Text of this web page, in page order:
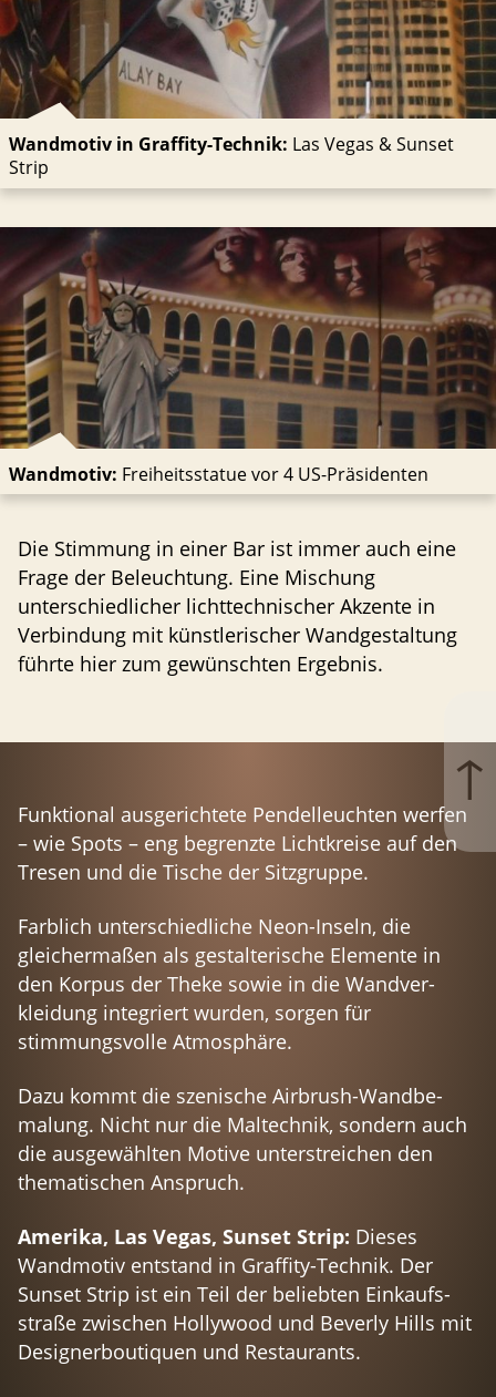
Wandmotiv in Graffity-Technik: Las Vegas & Sunset
Strip
Wandmotiv: Freiheitsstatue vor 4 US-Präsidenten
Die Stimmung in einer Bar ist immer auch eine
Frage der Beleuchtung. Eine Mischung
unterschied­licher lichttech­nischer Akzente in
Verbindung mit künstle­rischer Wandge­staltung
führte hier zum gewünschten Ergebnis.
Funktional ausgerichtete Pendel­leuchten werfen
– wie Spots – eng begrenzte Lichtkreise auf den
Tresen und die Tische der Sitzgruppe.
Farblich unterschiedliche Neon-Inseln, die
gleichermaßen als gestal­te­rische Elemente in
den Korpus der Theke sowie in die Wandver­
kleidung integriert wurden, sorgen für
stimmungsvolle Atmosphäre.
Dazu kommt die szenische Airbrush-Wandbe­
malung. Nicht nur die Maltechnik, sondern auch
die ausgewählten Motive unterstreichen den
thematischen Anspruch.
Amerika, Las Vegas, Sunset Strip: Dieses
Wandmotiv entstand in Graffity-Technik. Der
Sunset Strip ist ein Teil der beliebten Einkaufs­
straße zwischen Hollywood und Beverly Hills mit
Designer­bou­tiquen und Restaurants.
↑